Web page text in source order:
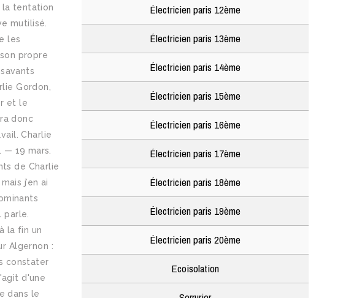
Électricien paris 12ème
Électricien paris 13ème
Électricien paris 14ème
Électricien paris 15ème
Électricien paris 16ème
Électricien paris 17ème
Électricien paris 18ème
Électricien paris 19ème
Électricien paris 20ème
Ecoisolation